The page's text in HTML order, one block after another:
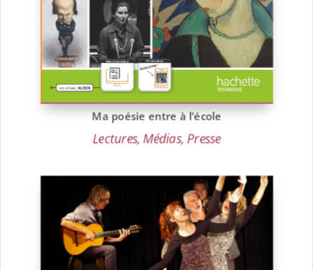
Ma poésie entre à l’école
Lectures, Médias, Presse